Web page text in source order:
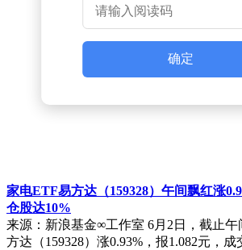
确定
家电ETF易方达（159328）午间飘红涨
仓股达10%
来源：新浪基金∞工作室 6月2日，截止午
方达（159328）涨0.93%，报1.082元，成